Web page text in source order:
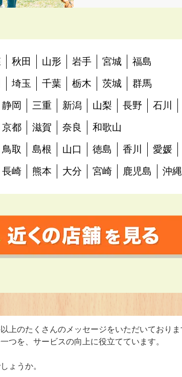
秋田 山形 岩手 宮城 福島
埼玉 千葉 栃木 茨城 群馬
静岡 三重 新潟 山梨 長野 石川
京都 滋賀 奈良 和歌山
鳥取 島根 山口 徳島 香川 愛媛
長崎 熊本 大分 宮崎 鹿児島 沖縄
上のたくさんのメッセージをいただいておりま
つを、サービスの向上に役立てています。
ょうか。